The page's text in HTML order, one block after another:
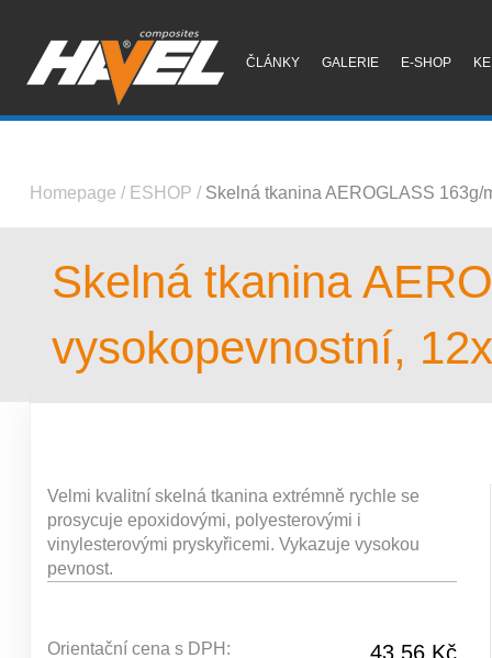
ČLÁNKY GALERIE E-SHOP
Homepage / ESHOP / Skelná tkanina AEROGLASS
Skelná tkanina
vysokopevnostní,
Velmi kvalitní skelná tkanina extrémně rychle se
prosycuje epoxidovými, polyesterovými i
vinylesterovými pryskyřicemi. Vykazuje vysokou
pevnost.
43,56 Kč
Orientační cena s DPH: